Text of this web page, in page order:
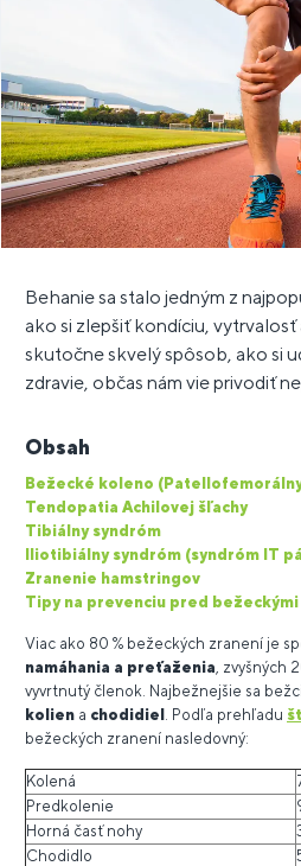
Behanie sa stalo jedným z
ako si zlepšiť kondíciu,
skutočne skvelý spôsob, ako si
zdravie, občas nám vie privodiť
Obsah
Bežecké koleno
Tendopatia Achilovej šľachy
Tibiálny syndróm
Iliotibiálny syndróm (syndróm IT
Zranenie hamstringov
Tipy na prevenciu pred
Viac ako 80 % bežeckých zranení je
namáhania a preťaženia , zvyšných
vyvrtnutý členok. Najbežnejšie sa
kolien a chodidiel . Podľa prehľadu
bežeckých zranení nasledovný:
Kolená
Predkolenie
Horná časť nohy
Chodidlo